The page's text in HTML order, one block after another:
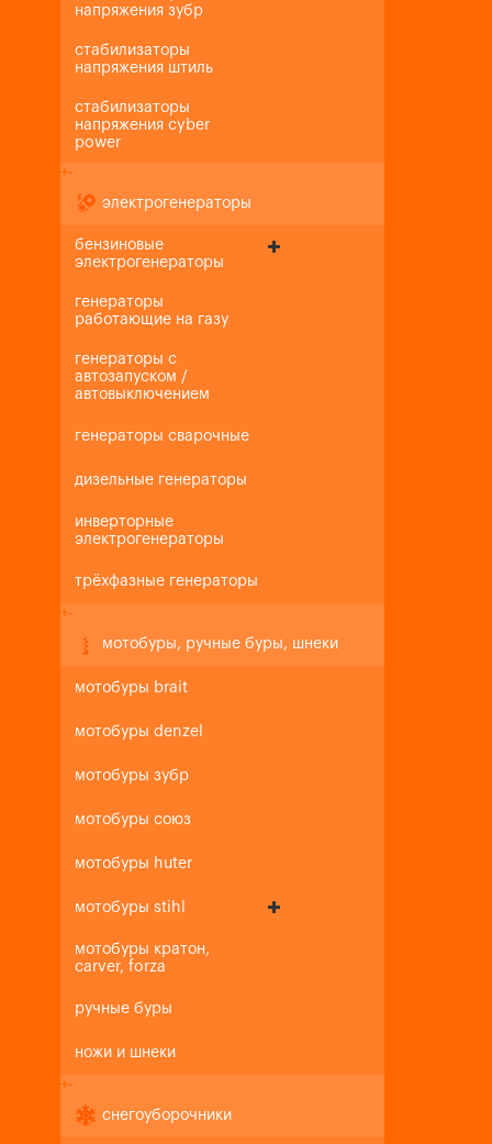
напряжения зубр
стабилизаторы
напряжения штиль
стабилизаторы
напряжения cyber
power
+-
электрогенераторы
бензиновые
электрогенераторы
генераторы
работающие на газу
генераторы с
автозапуском /
автовыключением
генераторы сварочные
дизельные генераторы
инверторные
электрогенераторы
трёхфазные генераторы
+-
мотобуры, ручные буры, шнеки
мотобуры brait
мотобуры denzel
мотобуры зубр
мотобуры союз
мотобуры huter
мотобуры stihl
мотобуры кратон,
carver, forza
ручные буры
ножи и шнеки
+-
снегоуборочники